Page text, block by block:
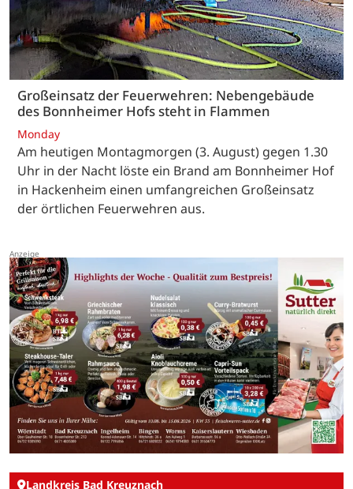
Großeinsatz der Feuerwehren: Nebengebäude
des Bonnheimer Hofs steht in Flammen
Monday
Am heutigen Montagmorgen (3. August) gegen 1.30
Uhr in der Nacht löste ein Brand am Bonnheimer Hof
in Hackenheim einen umfangreichen Großeinsatz
der örtlichen Feuerwehren aus.
Landkreis Bad Kreuznach